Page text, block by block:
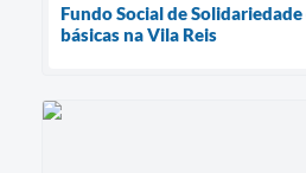
Fundo Social de
básicas na Vila Reis